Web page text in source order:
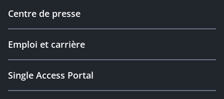
Centre de presse
Emploi et carrière
Single Access Portal